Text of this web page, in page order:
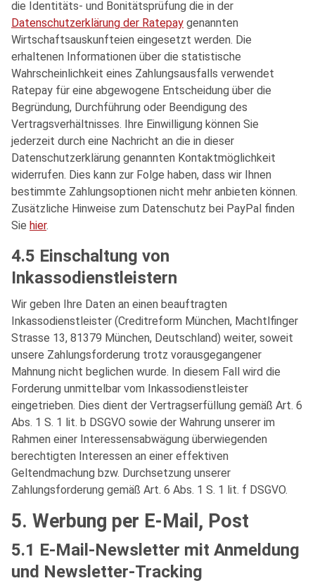
die Identitäts- und Bonitätsprüfung die in der
Datenschutzerklärung der Ratepay genannten
Wirtschaftsauskunfteien eingesetzt werden. Die
erhaltenen Informationen über die statistische
Wahrscheinlichkeit eines Zahlungsausfalls verwendet
Ratepay für eine abgewogene Entscheidung über die
Begründung, Durchführung oder Beendigung des
Vertragsverhältnisses. Ihre Einwilligung können Sie
jederzeit durch eine Nachricht an die in dieser
Datenschutzerklärung genannten Kontaktmöglichkeit
widerrufen. Dies kann zur Folge haben, dass wir Ihnen
bestimmte Zahlungsoptionen nicht mehr anbieten können.
Zusätzliche Hinweise zum Datenschutz bei PayPal finden
Sie hier.
4.5 Einschaltung von
Inkassodienstleistern
Wir geben Ihre Daten an einen beauftragten
Inkassodienstleister (Creditreform München, Machtlfinger
Strasse 13, 81379 München, Deutschland) weiter, soweit
unsere Zahlungsforderung trotz vorausgegangener
Mahnung nicht beglichen wurde. In diesem Fall wird die
Forderung unmittelbar vom Inkassodienstleister
eingetrieben. Dies dient der Vertragserfüllung gemäß Art. 6
Abs. 1 S. 1 lit. b DSGVO sowie der Wahrung unserer im
Rahmen einer Interessensabwägung überwiegenden
berechtigten Interessen an einer effektiven
Geltendmachung bzw. Durchsetzung unserer
Zahlungsforderung gemäß Art. 6 Abs. 1 S. 1 lit. f DSGVO.
5. Werbung per E-Mail, Post
5.1 E-Mail-Newsletter mit Anmeldung
und Newsletter-Tracking